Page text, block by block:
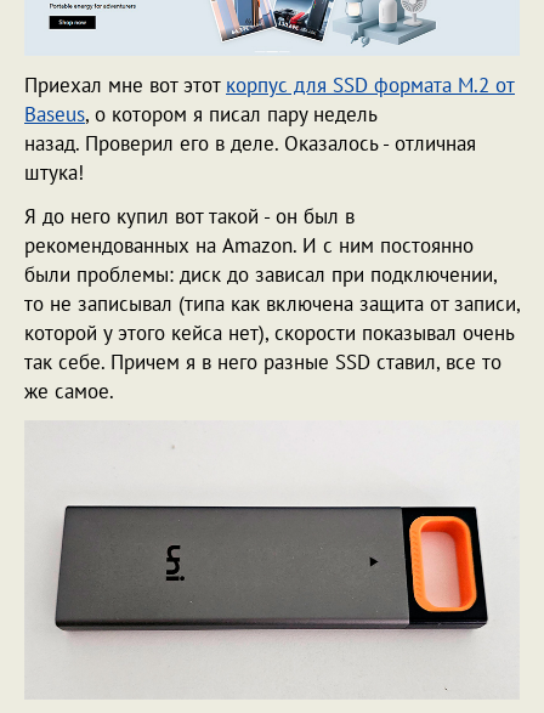
Приехал мне вот этот корпус для SSD формата M.2 от
Baseus, о котором я писал пару недель
назад. Проверил его в деле. Оказалось - отличная
штука!
Я до него купил вот такой - он был в
рекомендованных на Amazon. И с ним постоянно
были проблемы: диск до зависал при подключении,
то не записывал (типа как включена защита от записи,
которой у этого кейса нет), скорости показывал очень
так себе. Причем я в него разные SSD ставил, все то
же самое.